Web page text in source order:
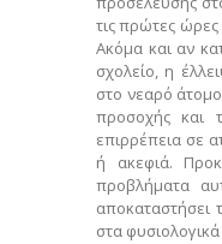
τις πρώτες
Ακόμα και αν
σχολείο, η
στο νεαρό
προσοχής και
επιρρέπεια σε
ή ακεφιά.
προβλήματα
αποκαταστήσει
στα